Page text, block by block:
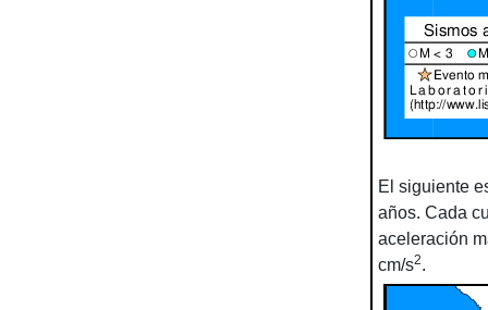
El siguiente
años. Cada
aceleración
cm/s2.